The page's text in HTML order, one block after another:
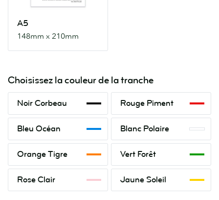
A5
148mm x 210mm
Choisissez la couleur de la tranche
Noir Corbeau
Corbeau
Rouge Piment
Piment
Bleu Océan
Océan
Blanc Polaire
Polaire
Orange Tigre
Tigre
Vert Forêt
Forêt
Rose Clair
Clair
Jaune Soleil
Soleil